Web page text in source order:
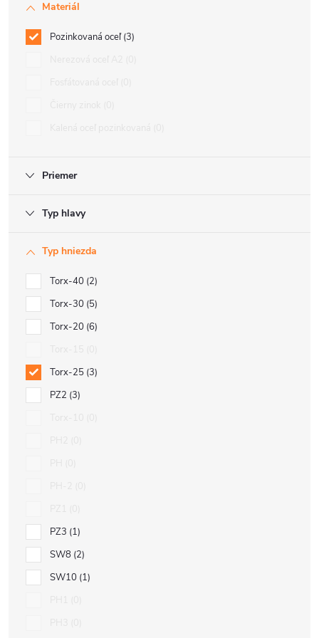
Materiál
Pozinkovaná oceľ 3
Priemer
Typ hlavy
Typ hniezda
Torx-40 2
Torx-30 5
Torx-20 6
Torx-25 3
PZ2 3
PZ3 1
SW8 2
SW10 1